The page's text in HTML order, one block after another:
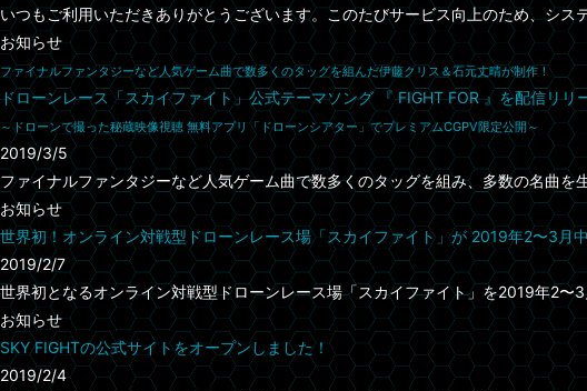
いつもご利用いただきありがとうございます。このたびサービス向上のため、シ
お知らせ
ファイナルファンタジーなど人気ゲーム曲で数多くのタッグを組んだ伊藤クリス＆石元丈晴が制作！
ドローンレース「スカイファイト」公式テーマソング 『 FIGHT FOR 』を配信リリ
～ドローンで撮った秘蔵映像視聴 無料アプリ「ドローンシアター」でプレミアムCGPV限定公開～
2019/3/5
ファイナルファンタジーなど人気ゲーム曲で数多くのタッグを組み、多数の名曲
お知らせ
世界初！オンライン対戦型ドローンレース場「スカイファイト」が 2019年2〜3月
2019/2/7
世界初となるオンライン対戦型ドローンレース場「スカイファイト」を2019年2
お知らせ
SKY FIGHTの公式サイトをオープンしました！
2019/2/4